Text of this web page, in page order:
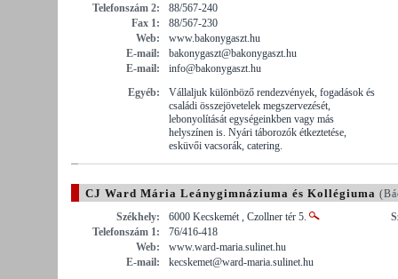
Telefonszám 2:
88/567-240
Fax 1:
88/567-230
Web:
www.bakonygaszt.hu
E-mail:
bakonygaszt@bakonygaszt.hu
E-mail:
info@bakonygaszt.hu
Egyéb:
Vállaljuk különböző rendezvények, fogadások és
családi összejövetelek megszervezését,
lebonyolítását egységeinkben vagy más
helyszínen is. Nyári táborozók étkeztetése,
esküvői vacsorák, catering.
CJ Ward Mária Leánygimnáziuma és Kollégiuma
Székhely:
6000 Kecskemét , Czollner tér 5.
Telefonszám 1:
76/416-418
Web:
www.ward-maria.sulinet.hu
E-mail:
kecskemet@ward-maria.sulinet.hu